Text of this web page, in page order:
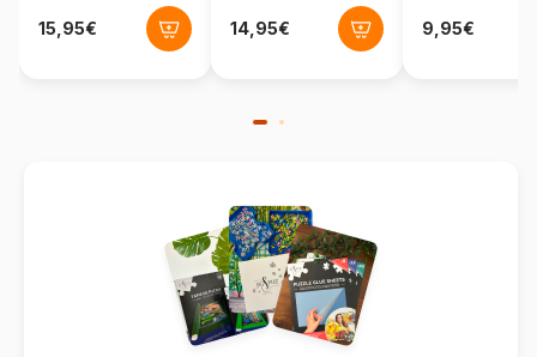
Format boîte Boîte en carton